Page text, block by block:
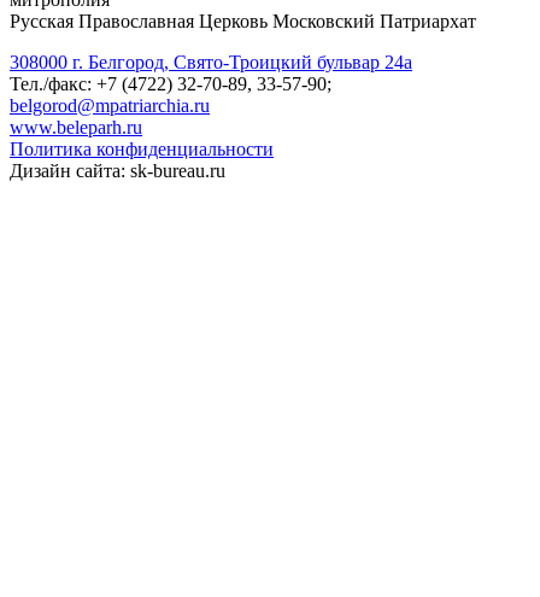
Русская Православная Церковь Московский Патриархат
308000 г. Белгород, Свято-Троицкий бульвар 24а
Тел./факс: +7 (4722) 32-70-89, 33-57-90;
belgorod@mpatriarchia.ru
www.beleparh.ru
Политика конфиденциальности
Дизайн сайта: sk-bureau.ru